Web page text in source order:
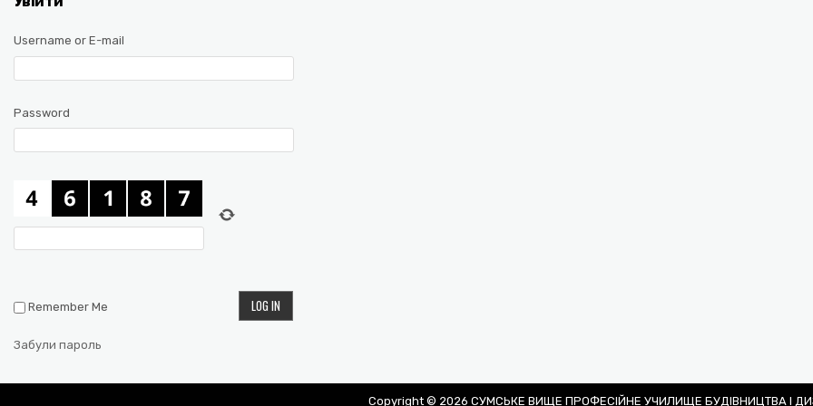
Username or E-mail
Password
Remember Me
Забули пароль
Copyright © 2026 СУМСЬКЕ ВИЩЕ ПРОФЕСІЙНЕ УЧИЛИЩЕ БУДІВНИЦТВА І